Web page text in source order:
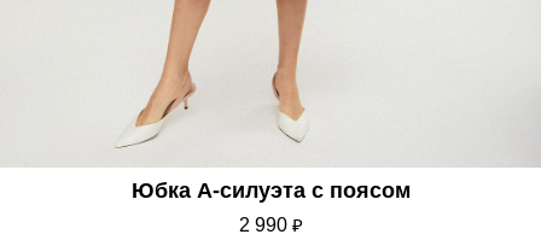
Юбка А-силуэта с поясом
2 990 ₽